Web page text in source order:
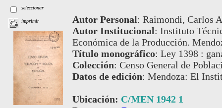
seleccionar
imprimir Autor Personal: Raimondi, Carlos
Autor Institucional: Instituto
Económica de la Producción.
Título monográfico: Ley 1398 :
Colección: Censo General de
Datos de edición: Mendoza: El
Ubicación: C/MEN 1942 1